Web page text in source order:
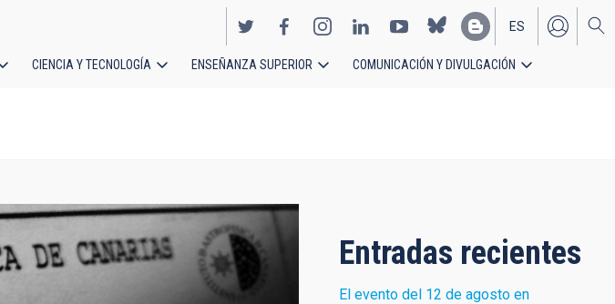
EN
ES
CIENCIA Y TECNOLOGÍA ENSEÑANZA SUPERIOR COMUNICACIÓN Y DIVULGACIÓN
Entradas recientes
El evento del 12 de agosto en